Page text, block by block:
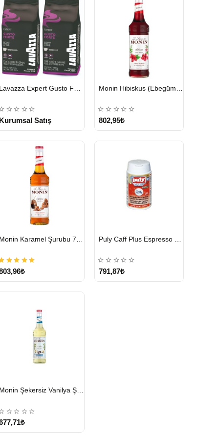
GÖNDERİ
Kurumsal Satış
GÖNDERİ
802,95₺
GÖNDERİ
GÖNDERİ
791,87₺
HIZLI
GÖNDERİ
Monin Şekersiz Vanilya Şurubu 700 ML